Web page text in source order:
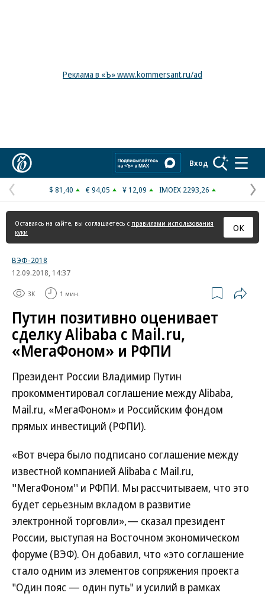
Реклама в «Ъ» www.kommersant.ru/ad
Вход
Предыдущая
страница
$ 81,40 € 94,05 ¥ 12,09 IMOEX 2293,26
Оставаясь на сайте, вы соглашаетесь с правилами использования
куки
ОК
ВЭФ-2018
12.09.2018, 14:37
3K 1 мин.
Путин позитивно оценивает
сделку Alibaba c Mail.ru,
«МегаФоном» и РФПИ
Президент России Владимир Путин
прокомментировал соглашение между Alibaba,
Mail.ru, «МегаФоном» и Российским фондом
прямых инвестиций (РФПИ).
«Вот вчера было подписано соглашение между
известной компанией Alibaba c Mail.ru,
''МегаФоном'' и РФПИ. Мы рассчитываем, что это
будет серьезным вкладом в развитие
электронной торговли»,— сказал президент
России, выступая на Восточном экономическом
форуме (ВЭФ). Он добавил, что «это соглашение
стало одним из элементов сопряжения проекта
"Один пояс — один путь" и усилий в рамках